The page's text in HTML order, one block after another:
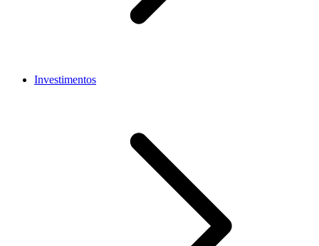
Investimentos